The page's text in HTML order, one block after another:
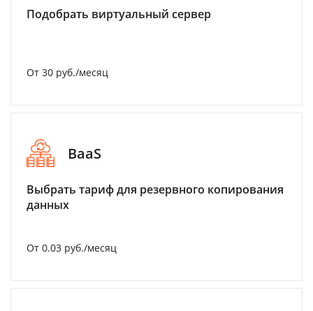
Подобрать виртуальный сервер
От 30 руб./месяц
BaaS
Выбрать тариф для резервного копирования
данных
От 0.03 руб./месяц